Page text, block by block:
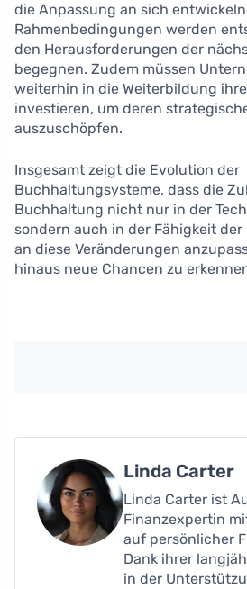
die Anpassung an sich
Rahmenbedingungen werden
den Herausforderungen der
begegnen. Zudem müssen
weiterhin in die Weiterbildung
investieren, um deren
auszuschöpfen.
Insgesamt zeigt die Evolution der
Buchhaltungsysteme, dass die
Buchhaltung nicht nur in der
sondern auch in der Fähigkeit
an diese Veränderungen
hinaus neue Chancen zu
Linda Carter
Linda Carter ist
Finanzexpertin
auf persönlicher
Dank ihrer
in der